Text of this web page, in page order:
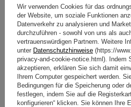
Stangen und Hantelscheiben Set
Der Satz von verstärkten Stangen
Hantelscheiben enthält alles, was
oder Amateur braucht, um ein
vollwertiges Training auf hohem
Drei Arten von Stangen und
Qualität in unterschiedlichen
ermöglichen es Ihnen, die Art der
Übungen sowie deren Intensität an
anzupassen.
Wir verwenden Cookies für das
der Website, um soziale Funktionen
Datenverkehr zu analysieren und
durchzuführen - sowohl von uns als
vertrauenswürdigen Partnern. Weitere
unter Datenschutzhinweise (https://
privacy-and-cookie-notice.html). Indem
akzeptieren, erklären Sie sich damit
Ihrem Computer gespeichert werden.
Bedingungen für die Speicherung oder
festlegen, indem Sie auf die
konfigurieren“ klicken. Sie können Ihre